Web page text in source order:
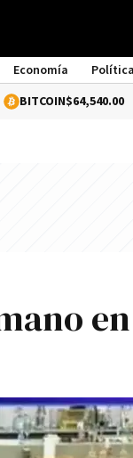
Economía Política
$64,540.00